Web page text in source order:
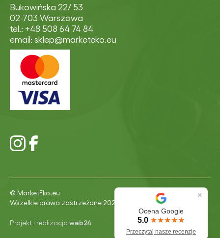
×
Ocena Google
5.0 ★★★★★
Przeczytaj nasze recenzje
Bukowińska 22/ 53
02-703 Warszawa
tel.: +48 508 64 74 84
email: sklep@marketeko.eu
© MarketEko.eu
Wszelkie prawa zastrzeżone 2026
Projekt i realizacja web24